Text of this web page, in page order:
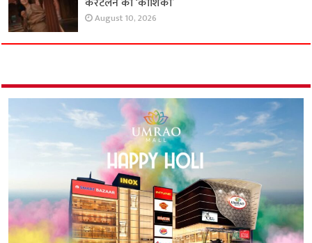
August 10, 2026